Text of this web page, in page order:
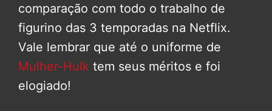
comparação com todo o trabalho de
figurino das 3 temporadas na Netflix.
Vale lembrar que até o uniforme de
Mulher-Hulk tem seus méritos e foi
elogiado!